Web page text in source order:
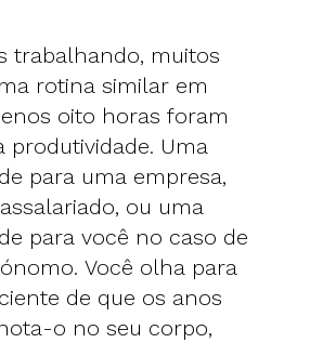
trabalhando, muitos
rotina similar em
oito horas foram
produtividade. Uma
para uma empresa,
ou uma
para você no caso de
Você olha para
de que os anos
o no seu corpo,